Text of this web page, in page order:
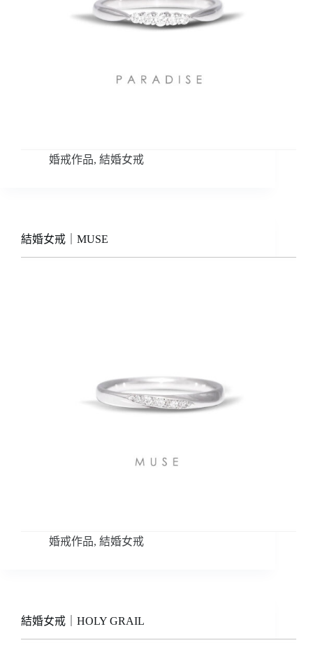
婚戒作品, 結婚女戒
結婚女戒｜MUSE
婚戒作品, 結婚女戒
結婚女戒｜HOLY GRAIL